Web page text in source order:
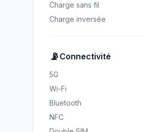
Charge sans fil
Charge inversée
📡 Connectivité
5G
Wi-Fi
Bluetooth
NFC